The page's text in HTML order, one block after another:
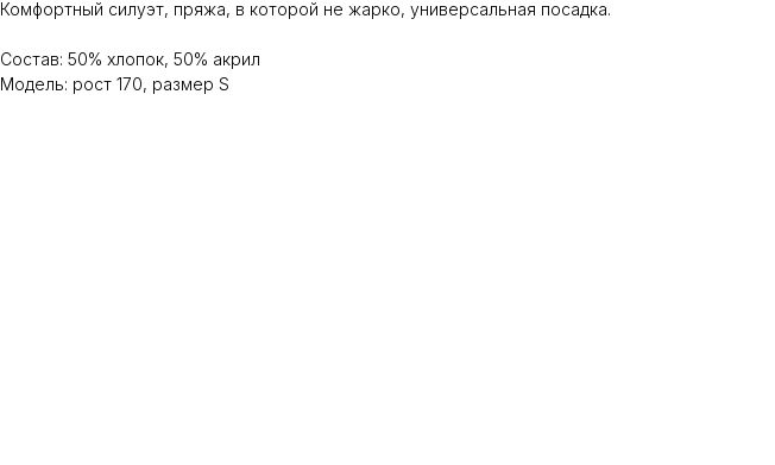
Комфортный силуэт, пряжа, в которой не жарко, универсальная посадка.
Состав: 50% хлопок, 50% акрил
Модель: рост 170, размер S